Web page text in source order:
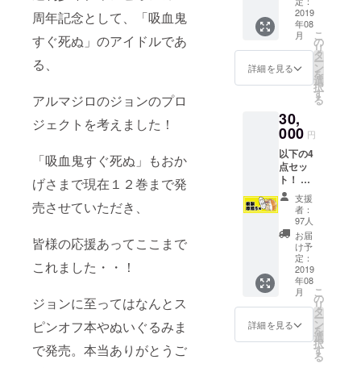
周年記念として、「吸血鬼
すぐ死ぬ」のアイドルであ
る、
アルマジロのジョンのプロ
ジェクトを考えました！
「吸血鬼すぐ死ぬ」もおか
げさまで現在１２巻まで発
売させていただき、
皆様の応援あってここまで
これました・・！
ジョンに至ってはなんとス
ピンオフ本やぬいぐるみま
で発売。本当ありがとうご
さい。
記入の
ない場
合は
CAMPF
IREの
いたし
ます。
ご了承
くださ
い。
祭会場
内に支
援者の
お名前
掲載 ③
わせ（3
話分）
原稿1枚
（全5種
ランダ
ム）
※②は支
援時
に、必
ず備考
欄に掲
載する
お名前
をご記
入くだ
さい。
2019
年08
月
詳細を見る
こ
の
リ
タ
ー
ン
を
選
択
す
る
30,
000 円
以下の4
点セッ
ト！ ①
描き下
ろしイ
ラスト
付きお
礼メー
感謝祭
会場内
に支援
者のお
名前掲
載 ③
支援
者：
97人
お届
け予
定：
2019
年08
月
詳細を見る
こ
の
リ
タ
ー
ン
を
選
択
す
る